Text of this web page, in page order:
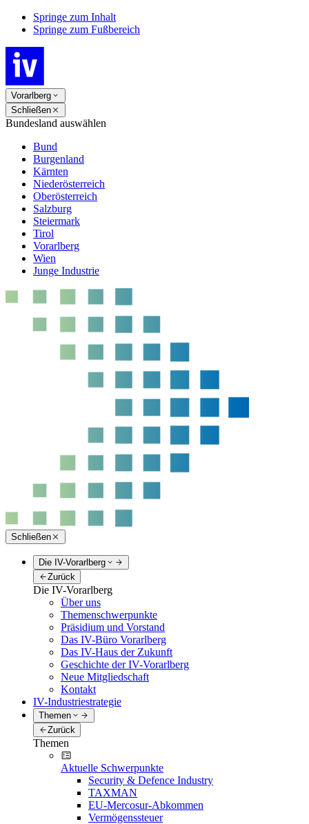
Springe zum Inhalt
Springe zum Fußbereich
Vorarlberg
Schließen
Bundesland auswählen
Bund
Burgenland
Kärnten
Niederösterreich
Oberösterreich
Salzburg
Steiermark
Tirol
Vorarlberg
Wien
Junge Industrie
Schließen
Die IV-Vorarlberg
Zurück
Die IV-Vorarlberg
Über uns
Themenschwerpunkte
Präsidium und Vorstand
Das IV-Büro Vorarlberg
Das IV-Haus der Zukunft
Geschichte der IV-Vorarlberg
Neue Mitgliedschaft
Kontakt
IV-Industriestrategie
Themen
Zurück
Themen
Aktuelle Schwerpunkte
Security & Defence Industry
TAXMAN
EU-Mercosur-Abkommen
Vermögenssteuer